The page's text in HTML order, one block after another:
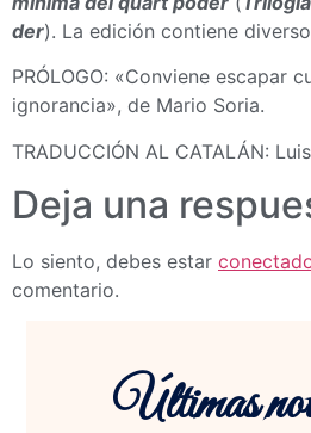
der). La edición contiene
PRÓLOGO: «Conviene escapar
ignorancia», de Mario Soria.
TRADUCCIÓN AL CATALÁN:
Deja una
Lo siento, debes estar
comentario.
Últimas